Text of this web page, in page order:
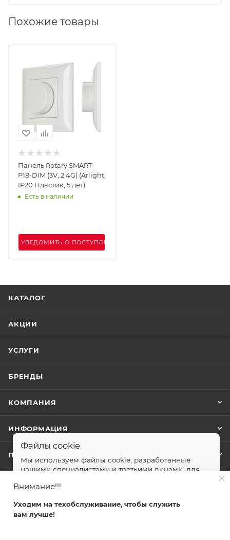
Похожие товары
Панель Rotary SMART-
P18-DIM (3V, 2.4G) (Arlight,
IP20 Пластик, 5 лет)
Есть в наличии
УВЕДОМИТЬ О ПОСТУПЛЕНИИ
КАТАЛОГ
АКЦИИ
УСЛУГИ
БРЕНДЫ
КОМПАНИЯ
ИНФОРМАЦИЯ
ПОМОЩЬ
Внимание!!!
Уходим на техобслуживание, чтобы служить
вам лучше!
Файлы cookie
Мы используем файлы cookie, разработанные
нашими специалистами и третьими лицами, для